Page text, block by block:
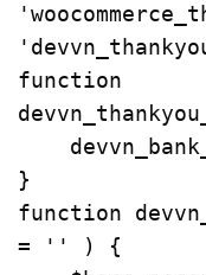
function
}
function
= '' ) {